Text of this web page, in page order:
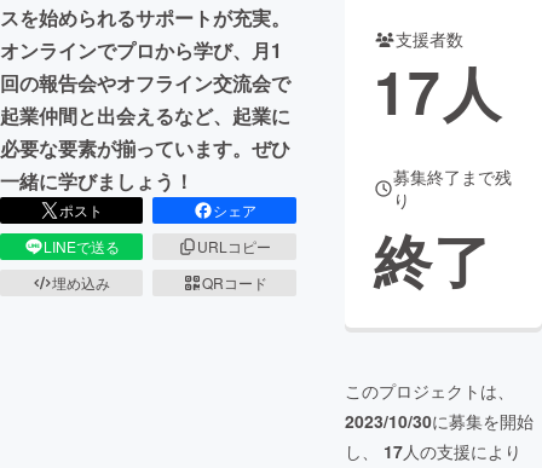
スを始められるサポートが充実。
オンラインでプロから学び、月1
回の報告会やオフライン交流会で
起業仲間と出会えるなど、起業に
必要な要素が揃っています。ぜひ
一緒に学びましょう！
ポスト
シェア
LINEで送る
URLコピー
埋め込み
QRコード
支援者数
17人
募集終了まで残
り
終了
このプロジェクトは、
2023/10/30に募集を開始
し、 17人の支援により